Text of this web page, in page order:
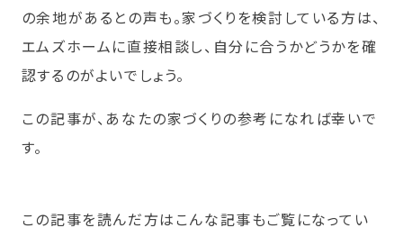
の余地があるとの声も。家づくりを検討している方は、
エムズホームに直接相談し、自分に合うかどうかを確
認するのがよいでしょう。
この記事が、あなたの家づくりの参考になれば幸いで
す。
この記事を読んだ方はこんな記事もご覧になってい